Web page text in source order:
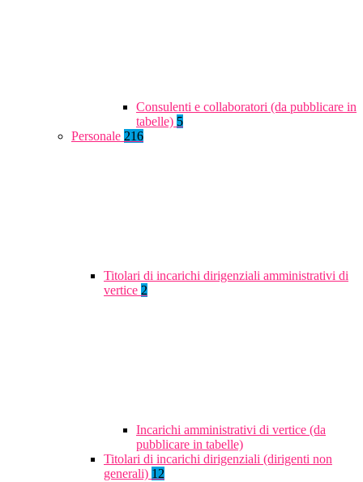
Consulenti e collaboratori (da pubblicare in
tabelle) 5
Personale 216
Titolari di incarichi dirigenziali amministrativi di
vertice 2
Incarichi amministrativi di vertice (da
pubblicare in tabelle)
Titolari di incarichi dirigenziali (dirigenti non
generali) 12